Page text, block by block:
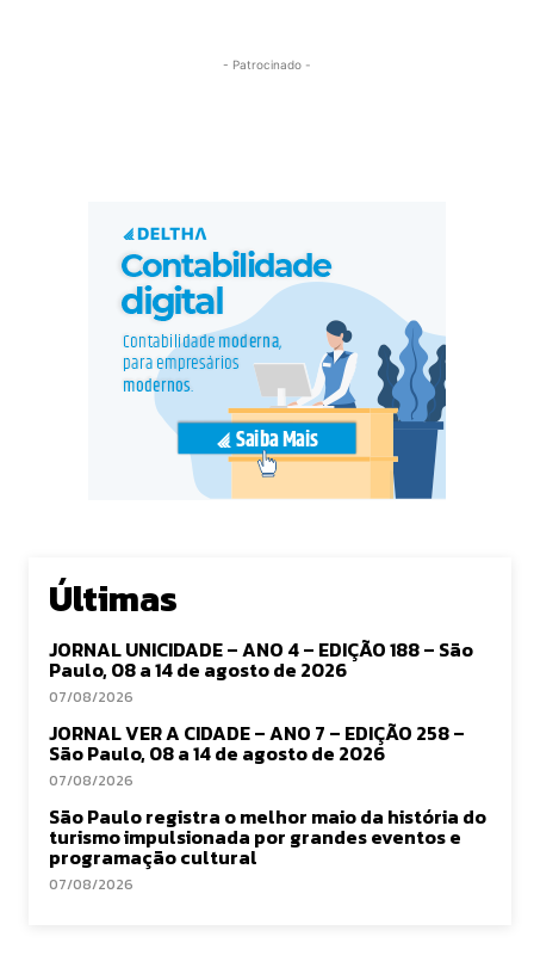
- Patrocinado -
Últimas
JORNAL UNICIDADE – ANO 4 – EDIÇÃO 188 – São
Paulo, 08 a 14 de agosto de 2026
07/08/2026
JORNAL VER A CIDADE – ANO 7 – EDIÇÃO 258 –
São Paulo, 08 a 14 de agosto de 2026
07/08/2026
São Paulo registra o melhor maio da história do
turismo impulsionada por grandes eventos e
programação cultural
07/08/2026